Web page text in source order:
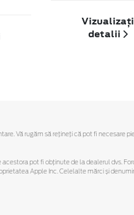
Vizualizați
detalii
Vă rugăm să reţineţi că pot fi necesare
pot fi obținute de la dealerul dvs.
Apple Inc. Celelalte mărci și